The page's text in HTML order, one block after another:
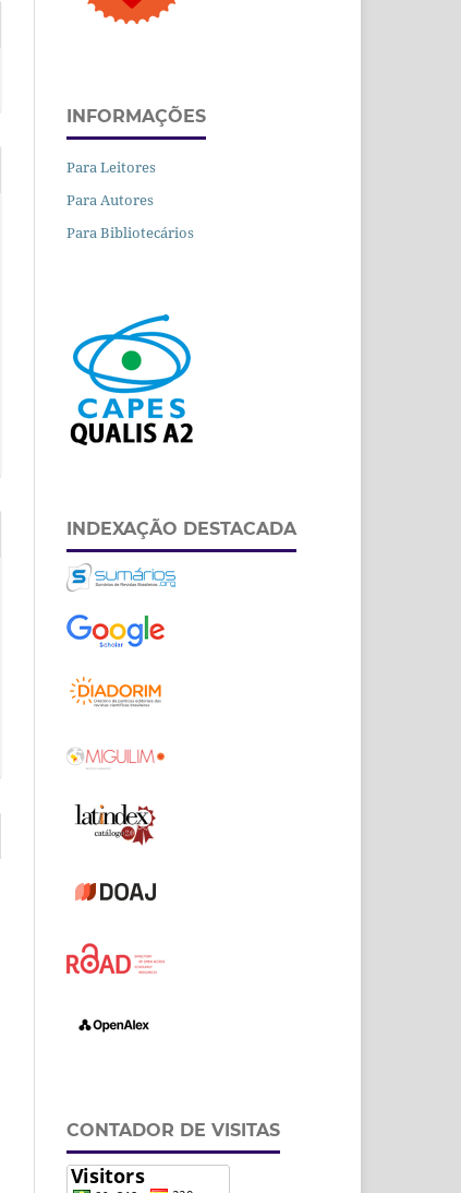
INFORMAÇÕES
Para Leitores
Para Autores
Para Bibliotecários
INDEXAÇÃO DESTACADA
CONTADOR DE VISITAS